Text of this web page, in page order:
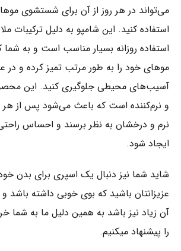
می‌تواند در هر روز از آن برای شستشوی
استفاده کنید. این شامپو به دلیل ترکیبات
استفاده روزانه بسیار مناسب است و به
موهای خود را به طور مرتب تمیز کرده و در
آسیب‌های محیطی جلوگیری کنید. این
و نرم‌کننده است که باعث می‌شود پس از هر
نرم و درخشان به نظر برسند و احساس
ایجاد شود.
شاید شما نیز دنبال یک اسپری برای بدن
عزیزانتان باشید که بوی خوبی داشته باشد
آن زیاد نیز باشد به همین دلیل ما به شما
را پیشنهاد میکنیم.